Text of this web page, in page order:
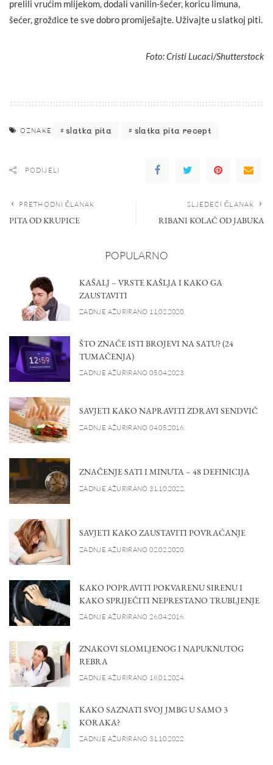
prelili vrućim mlijekom, dodali vanilin-šećer, koricu limuna,
šećer, grožđice te sve dobro promiješajte. Uživajte u slatkoj piti.
Foto: Cristi Lucaci/Shutterstock
OZNAKE slatka pita slatka pita recept
PODIJELI
PRETHODNI ČLANAK
PITA OD KRUPICE
SLJEDEĆI ČLANAK
RIBANI KOLAČ OD JABUKA
POPULARNO
KAŠALJ – VRSTE KAŠLJA I KAKO GA
ZAUSTAVITI
ZADNJE AŽURIRANO 11.02.2020.
ŠTO ZNAČE ISTI BROJEVI NA SATU? (24
TUMAČENJA)
ZADNJE AŽURIRANO 05.04.2023.
SAVJETI KAKO NAPRAVITI ZDRAVI SENDVIČ
ZADNJE AŽURIRANO 04.05.2016.
ZNAČENJE SATI I MINUTA – 48 DEFINICIJA
ZADNJE AŽURIRANO 31.10.2022.
SAVJETI KAKO ZAUSTAVITI POVRAĆANJE
ZADNJE AŽURIRANO 02.02.2020.
KAKO POPRAVITI POKVARENU SIRENU I
KAKO SPRIJEČITI NEPRESTANO TRUBLJENJE
ZADNJE AŽURIRANO 26.04.2016.
ZNAKOVI SLOMLJENOG I NAPUKNUTOG
REBRA
ZADNJE AŽURIRANO 18.01.2024.
KAKO SAZNATI SVOJ JMBG U SAMO 3
KORAKA?
ZADNJE AŽURIRANO 31.10.2022.